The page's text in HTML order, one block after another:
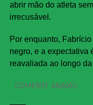
abrir mão do atleta
irrecusável.
Por enquanto,
negro, e a expectativa
reavaliada ao longo
COMENTE ABAIXO: